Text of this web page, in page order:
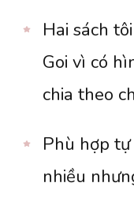
Hai sách
Goi vì có
chia theo
Phù hợp
nhiều